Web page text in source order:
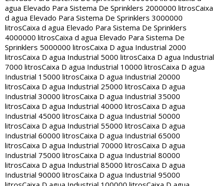
agua Elevado Para Sistema De Sprinklers 2000000 litrosCaixa
d agua Elevado Para Sistema De Sprinklers 3000000
litrosCaixa d agua Elevado Para Sistema De Sprinklers
4000000 litrosCaixa d agua Elevado Para Sistema De
Sprinklers 5000000 litrosCaixa D agua Industrial 2000
litrosCaixa D agua Industrial 5000 litrosCaixa D agua Industrial
7000 litrosCaixa D agua Industrial 10000 litrosCaixa D agua
Industrial 15000 litrosCaixa D agua Industrial 20000
litrosCaixa D agua Industrial 25000 litrosCaixa D agua
Industrial 30000 litrosCaixa D agua Industrial 35000
litrosCaixa D agua Industrial 40000 litrosCaixa D agua
Industrial 45000 litrosCaixa D agua Industrial 50000
litrosCaixa D agua Industrial 55000 litrosCaixa D agua
Industrial 60000 litrosCaixa D agua Industrial 65000
litrosCaixa D agua Industrial 70000 litrosCaixa D agua
Industrial 75000 litrosCaixa D agua Industrial 80000
litrosCaixa D agua Industrial 85000 litrosCaixa D agua
Industrial 90000 litrosCaixa D agua Industrial 95000